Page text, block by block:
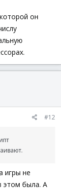
он
#12
игры не
этом была. А